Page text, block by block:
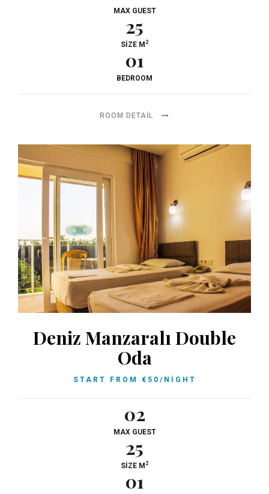
MAX GUEST
25
SIZE M 2
01
BEDROOM
ROOM DETAIL
Deniz Manzaralı Double
Oda
START FROM € 50 /NIGHT
02
MAX GUEST
25
SIZE M 2
01